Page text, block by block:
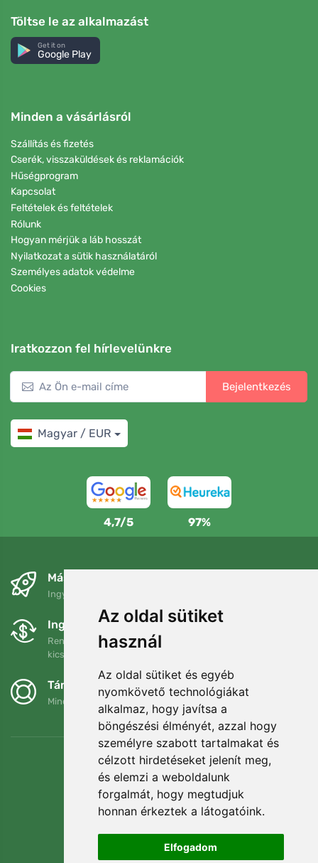
Az oldal sütiket
használ
Az oldal sütiket és egyéb
nyomkövető technológiákat
alkalmaz, hogy javítsa a
böngészési élményét, azzal hogy
személyre szabott tartalmakat és
célzott hirdetéseket jelenít meg,
és elemzi a weboldalunk
forgalmát, hogy megtudjuk
honnan érkeztek a látogatóink.
Elfogadom
Töltse le az alkalmazást
Get it on
Google Play
Minden a vásárlásról
Szállítás és fizetés
Cserék, visszaküldések és reklamációk
Hűségprogram
Kapcsolat
Feltételek és feltételek
Rólunk
Hogyan mérjük a láb hosszát
Nyilatkozat a sütik használatáról
Személyes adatok védelme
Cookies
Iratkozzon fel hírlevelünkre
Bejelentkezés
Magyar / EUR
4,7/5 97%
Másnapra és ingyenesen
Ingyenes szállítás a következő összeg felett: 80 EUR
Ingyenes csere és visszaküldés
Rendelését 90 napon belül bármikor visszaküldheti vagy
kicserélheti.
Támogatjuk a Trees.org-ot
Minden megrendelésért ültetünk egy fát! Bővebben